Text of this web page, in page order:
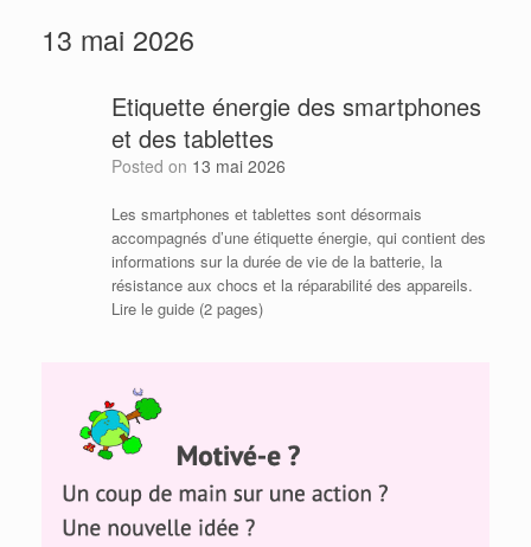
13 mai 2026
Etiquette énergie des smartphones
et des tablettes
Posted on 13 mai 2026
Les smartphones et tablettes sont désormais
accompagnés d’une étiquette énergie, qui contient des
informations sur la durée de vie de la batterie, la
résistance aux chocs et la réparabilité des appareils.
Lire le guide (2 pages)